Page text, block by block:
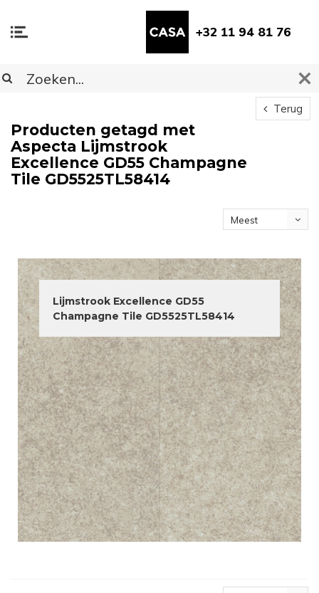
+32 11 94 81 76
Terug
Producten getagd met
Aspecta Lijmstrook
Excellence GD55 Champagne
Tile GD5525TL58414
Meest
Lijmstrook Excellence GD55
Champagne Tile GD5525TL58414